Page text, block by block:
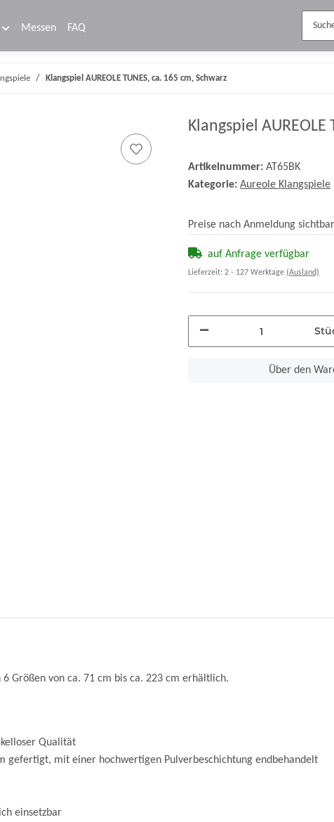
Messen FAQ
Klangspiel AUREOLE TUNES, ca. 165 cm, Schwarz
Klangspiel AUREOLE
Artikelnummer: AT65BK
Kategorie: Aureole Klangspiele
Preise nach Anmeldung sichtbar
auf Anfrage verfügbar
Lieferzeit: 2 - 127 Werktage (Ausland)
Über den
6 Größen von ca. 71 cm bis ca. 223 cm erhältlich.
Qualität
gefertigt, mit einer hochwertigen Pulverbeschichtung endbehandelt
einsetzbar